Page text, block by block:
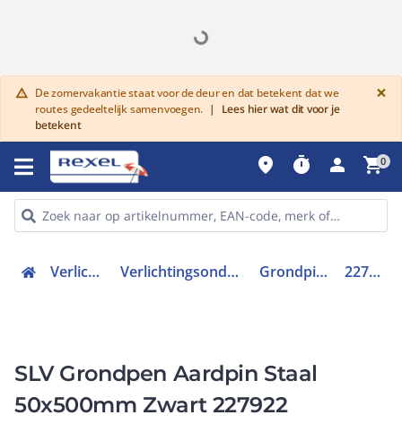
warning De zomervakantie staat voor de deur en dat betekent dat we
routes gedeeltelijk samenvoegen. |
Lees hier wat dit voor je
betekent
×
place timer person shopping_cart0
Verlichting Verlichtingsonderdelen Grondpinnen 227922
SLV Grondpen Aardpin Staal
50x500mm Zwart 227922